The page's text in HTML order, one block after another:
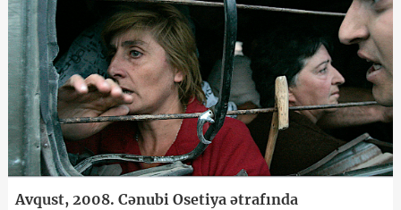
Avqust, 2008. Cənubi Osetiya ətrafında